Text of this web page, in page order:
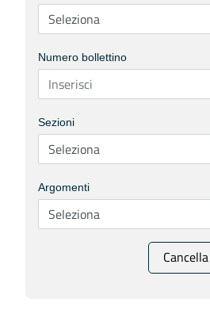
Numero bollettino
Sezioni
Argomenti